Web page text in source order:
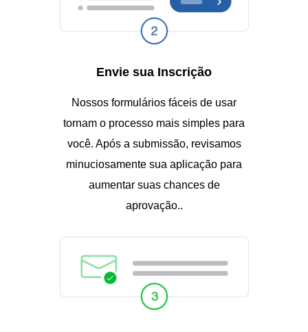
Envie sua Inscrição
Nossos formulários fáceis de usar
tornam o processo mais simples para
você. Após a submissão, revisamos
minuciosamente sua aplicação para
aumentar suas chances de
aprovação..